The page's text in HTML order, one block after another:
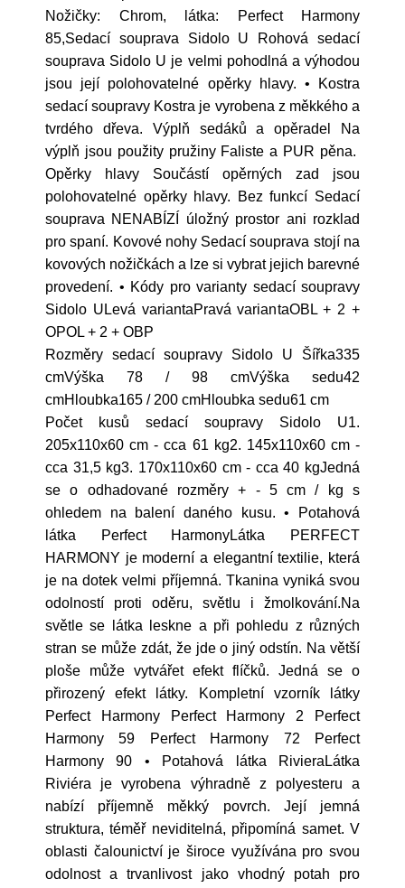
Nožičky: Chrom, látka: Perfect Harmony
85,Sedací souprava Sidolo U Rohová sedací
souprava Sidolo U je velmi pohodlná a výhodou
jsou její polohovatelné opěrky hlavy. • Kostra
sedací soupravy Kostra je vyrobena z měkkého a
tvrdého dřeva. Výplň sedáků a opěradel Na
výplň jsou použity pružiny Faliste a PUR pěna.
Opěrky hlavy Součástí opěrných zad jsou
polohovatelné opěrky hlavy. Bez funkcí Sedací
souprava NENABÍZÍ úložný prostor ani rozklad
pro spaní. Kovové nohy Sedací souprava stojí na
kovových nožičkách a lze si vybrat jejich barevné
provedení. • Kódy pro varianty sedací soupravy
Sidolo ULevá variantaPravá variantaOBL + 2 +
OPOL + 2 + OBP
Rozměry sedací soupravy Sidolo U Šířka335
cmVýška 78 / 98 cmVýška sedu42
cmHloubka165 / 200 cmHloubka sedu61 cm
Počet kusů sedací soupravy Sidolo U1.
205x110x60 cm - cca 61 kg2. 145x110x60 cm -
cca 31,5 kg3. 170x110x60 cm - cca 40 kgJedná
se o odhadované rozměry + - 5 cm / kg s
ohledem na balení daného kusu. • Potahová
látka Perfect HarmonyLátka PERFECT
HARMONY je moderní a elegantní textilie, která
je na dotek velmi příjemná. Tkanina vyniká svou
odolností proti oděru, světlu i žmolkování.Na
světle se látka leskne a při pohledu z různých
stran se může zdát, že jde o jiný odstín. Na větší
ploše může vytvářet efekt flíčků. Jedná se o
přirozený efekt látky. Kompletní vzorník látky
Perfect Harmony Perfect Harmony 2 Perfect
Harmony 59 Perfect Harmony 72 Perfect
Harmony 90 • Potahová látka RivieraLátka
Riviéra je vyrobena výhradně z polyesteru a
nabízí příjemně měkký povrch. Její jemná
struktura, téměř neviditelná, připomíná samet. V
oblasti čalounictví je široce využívána pro svou
odolnost a trvanlivost jako vhodný potah pro